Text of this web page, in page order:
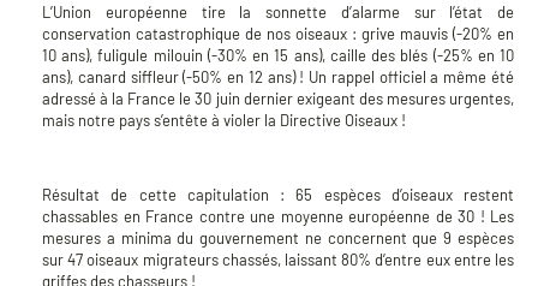
L’Union européenne tire la sonnette d’alarme sur l’état de
conservation catastrophique de nos oiseaux : grive mauvis (-20% en
10 ans), fuligule milouin (-30% en 15 ans), caille des blés (-25% en 10
ans), canard siffleur (-50% en 12 ans) ! Un rappel officiel a même été
adressé à la France le 30 juin dernier exigeant des mesures urgentes,
mais notre pays s’entête à violer la Directive Oiseaux !
Résultat de cette capitulation : 65 espèces d’oiseaux restent
chassables en France contre une moyenne européenne de 30 ! Les
mesures a minima du gouvernement ne concernent que 9 espèces
sur 47 oiseaux migrateurs chassés, laissant 80% d’entre eux entre les
griffes des chasseurs !